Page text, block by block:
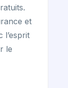
et
l’esprit
le